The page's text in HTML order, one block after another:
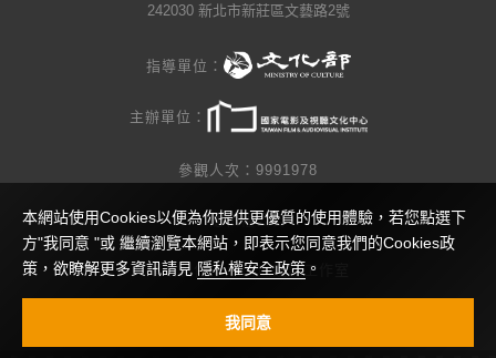
242030 新北市新莊區文藝路2號
指導單位：
主辦單位：
參觀人次：9991978
隱私權公告
網站製作 / 瓜口瓜設計工作室
視覺設計 / 查理小姐工作室
本網站使用Cookies以便為你提供更優質的使用體驗，若您點選下
方"我同意 "或 繼續瀏覽本網站，即表示您同意我們的Cookies政
策，欲瞭解更多資訊請見 隱私權安全政策 。
我同意